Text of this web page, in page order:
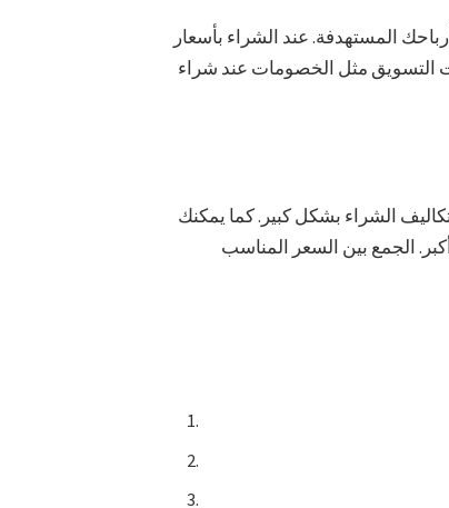
المستهدفة. عند الشراء بأسعار
التسويق مثل الخصومات عند شراء
الشراء بشكل كبير. كما يمكنك
الجمع بين السعر المناسب